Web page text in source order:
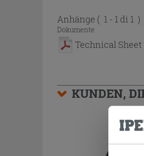
Anhänge ( 1 - 1 di 1 )
Dokumente
Technical Sheet
KUNDEN,